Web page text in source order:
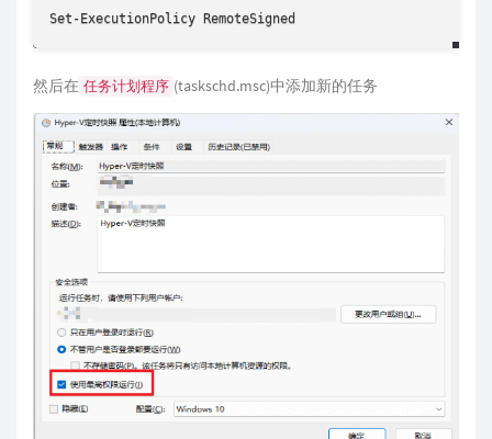
Set-ExecutionPolicy RemoteSigned
然后在 任务计划程序 (taskschd.msc)中添加新的任务